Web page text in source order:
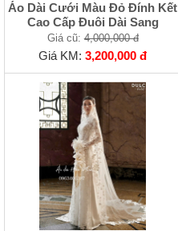
Áo Dài Cưới Màu Đỏ Đính Kết
Cao Cấp Đuôi Dài Sang
Giá cũ:4,000,000 đ
Giá KM:3,200,000 đ